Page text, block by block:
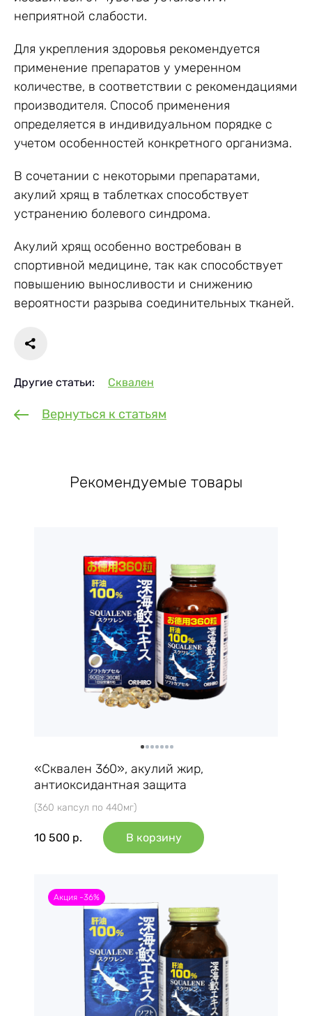
неприятной слабости.
Для укрепления здоровья рекомендуется
применение препаратов у умеренном
количестве, в соответствии с рекомендациями
производителя. Способ применения
определяется в индивидуальном порядке с
учетом особенностей конкретного организма.
В сочетании с некоторыми препаратами,
акулий хрящ в таблетках способствует
устранению болевого синдрома.
Акулий хрящ особенно востребован в
спортивной медицине, так как способствует
повышению выносливости и снижению
вероятности разрыва соединительных тканей.
Другие статьи: Сквален
Вернуться к статьям
Рекомендуемые товары
«Сквален 360», акулий жир,
антиоксидантная защита
(360 капсул по 440мг)
10 500 р. В корзину
Акция -36%